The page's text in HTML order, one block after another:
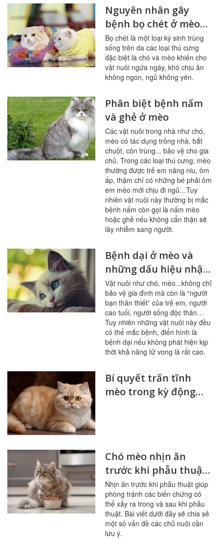
Nguyên nhân gây
bệnh bọ chét ở mèo
và giải pháp
Bọ chét là một loại ký sinh trùng
sống trên da các loại thú cưng
đặc biệt là chó và mèo khiến cho
vật nuôi ngứa ngáy, khó chịu ăn
không ngon, ngủ không yên.
Phân biệt bệnh nấm
và ghẻ ở mèo
Các vật nuôi trong nhà như chó,
mèo có tác dụng trông nhà, bắt
chuột, côn trùng... bảo vệ cho gia
chủ. Trong các loại thú cưng, mèo
thường được trẻ em nâng niu, ôm
ấp, thậm chí có những bé phải ôm
em mèo mới chịu đi ngủ…Tuy
nhiên vật nuôi này thường bị mắc
bệnh nấm còn gọi là nấm mèo
hoặc ghẻ nếu không cẩn thận sẽ
lây nhiễm sang người.
Bệnh dại ở mèo và
những dấu hiệu nhận
biết
Vật nuôi như chó, mèo...không chỉ
bảo vệ gia đình mà còn là “người
bạn thân thiết” của trẻ em, người
cao tuổi, người sống độc thân…
Tuy nhiên những vật nuôi này đều
có thể mắc bệnh, điển hình là
bệnh dại nếu không phát hiện kịp
thời khả năng tử vong là rất cao.
Bí quyết trấn tĩnh
mèo trong kỳ động
Chó mèo nhịn ăn
trước khi phẫu thuật,
các vấn đề cần lưu ý
Nhịn ăn trước khi phẫu thuật giúp
phòng tránh các biến chứng có
thể xảy ra trong và sau khi phẫu
thuật. Bài viết dưới đây sẽ chia sẻ
một số vấn đề các chủ nuôi cần
lưu ý.